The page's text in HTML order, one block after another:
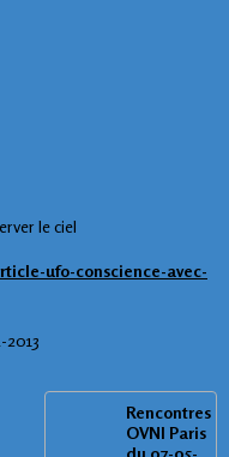
le ciel
ufo-conscience-avec-
2013
Rencontres
OVNI Paris